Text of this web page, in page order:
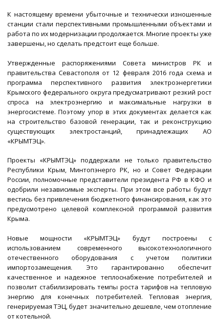
К настоящему времени убыточные и технически изношенные
станции стали перспективными промышленными объектами и
работа по их модернизации продолжается. Многие проекты уже
завершены, но сделать предстоит еще больше.
Утвержденные распоряжениями Совета министров РК и
правительства Севастополя от 12 февраля 2016 года схема и
программа перспективного развития электроэнергетики
Крымского федерального округа предусматривают резкий рост
спроса на электроэнергию и максимальные нагрузки в
энергосистеме. Поэтому упор в этих документах делается как
на строительство базовой генерации, так и реконструкцию
существующих электростанций, принадлежащих АО
«КРЫМТЭЦ».
Проекты «КРЫМТЭЦ» поддержали не только правительство
Республики Крым, Минтопэнерго РК, но и Совет Федерации
России, полномочные представители президента РФ в КФО и
одобрили независимые эксперты. При этом все работы будут
вестись без привлечения бюджетного финансирования, как это
предусмотрено целевой комплексной программой развития
Крыма.
Новые мощности «КРЫМТЭЦ» будут построены с
использованием современного высокотехнологичного
отечественного оборудования с учетом политики
импортозамещения. Это гарантированно обеспечит
качественное и надежное теплоснабжение потребителей и
позволит стабилизировать темпы роста тарифов на тепловую
энергию для конечных потребителей. Тепловая энергия,
генерируемая ТЭЦ, будет значительно дешевле, чем отопление
от котельной.